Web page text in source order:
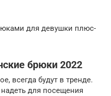
для девушки плюс-
брюки 2022
всегда будут в тренде.
для посещения